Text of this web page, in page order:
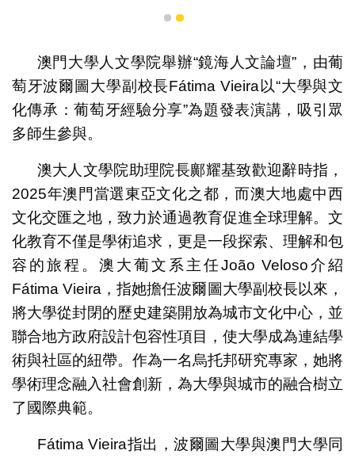
1 2
澳門大學人文學院舉辦“鏡海人文論壇”，由葡
萄牙波爾圖大學副校長Fátima Vieira以“大學與文
化傳承：葡萄牙經驗分享”為題發表演講，吸引眾
多師生參與。
澳大人文學院助理院長鄺耀基致歡迎辭時指，
2025年澳門當選東亞文化之都，而澳大地處中西
文化交匯之地，致力於通過教育促進全球理解。文
化教育不僅是學術追求，更是一段探索、理解和包
容的旅程。澳大葡文系主任João Veloso介紹
Fátima Vieira，指她擔任波爾圖大學副校長以來，
將大學從封閉的歷史建築開放為城市文化中心，並
聯合地方政府設計包容性項目，使大學成為連結學
術與社區的紐帶。作為一名烏托邦研究專家，她將
學術理念融入社會創新，為大學與城市的融合樹立
了國際典範。
Fátima Vieira指出，波爾圖大學與澳門大學同